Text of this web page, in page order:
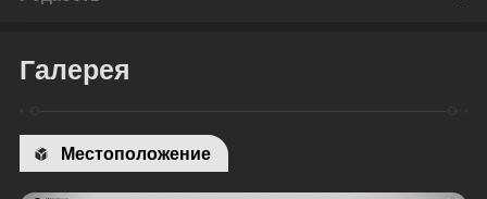
Галерея
Местоположение